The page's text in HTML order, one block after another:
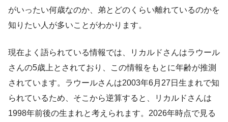
がいったい何歳なのか、弟とどのくらい離れているのかを
知りたい人が多いことがわかります。
現在よく語られている情報では、リカルドさんはラウール
さんの5歳上とされており、この情報をもとに年齢が推測
されています。ラウールさんは2003年6月27日生まれで知
られているため、そこから逆算すると、リカルドさんは
1998年前後の生まれと考えられます。2026年時点で見る